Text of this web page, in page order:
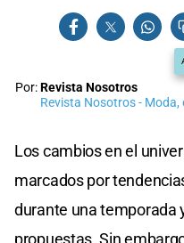
Por:Revista Nosotros
Revista Nosotros - Moda,
Los cambios en el
marcados por
durante una temporada
propuestas. Sin